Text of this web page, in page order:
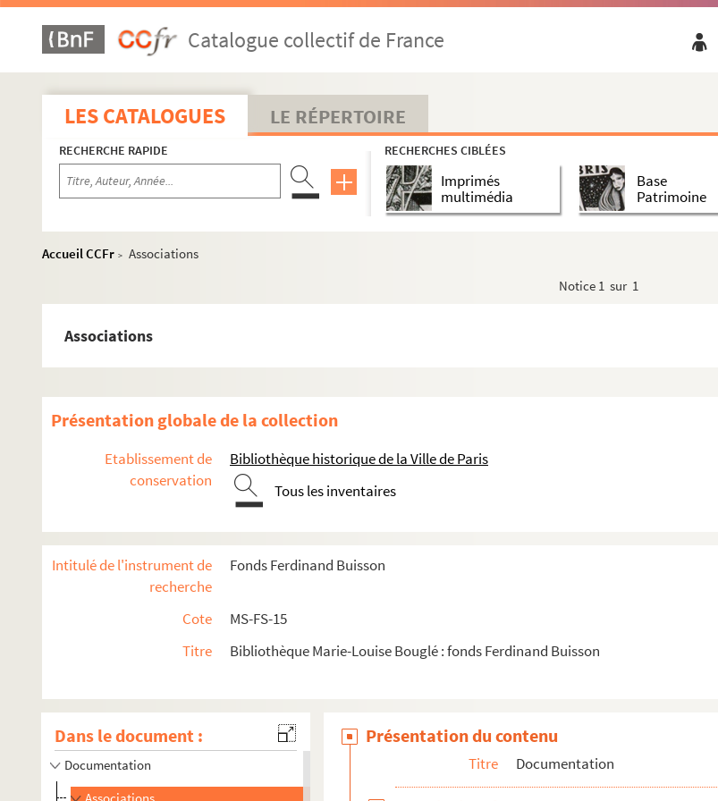
Catalogue collectif de France
LES CATALOGUES LE RÉPERTOIRE
RECHERCHE RAPIDE RECHERCHES CIBLÉES
Imprimés
multimédia
Base
Patrimoine
Accueil CCFr > Associations
Notice 1 sur 1
Associations
Présentation globale de la collection
Etablissement de
conservation
Bibliothèque historique de la Ville de Paris
Tous les inventaires
Intitulé de l'instrument de
recherche
Fonds Ferdinand Buisson
Cote
MS-FS-15
Titre
Bibliothèque Marie-Louise Bouglé : fonds Ferdinand Buisson
Dans le document :
Enquête sur le droit de vote des femmes dans le monde
Projet de loi sur le vote des femmes
Documentation
Présentation du contenu
Titre Documentation